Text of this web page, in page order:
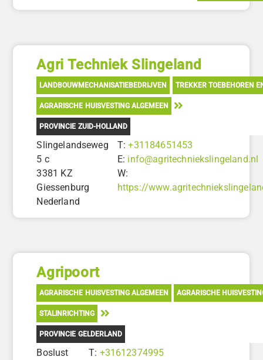
Agri Techniek Slingeland
LANDBOUWMECHANISATIEBEDRIJVEN TREKKER TOEBEHOREN
AGRARISCHE HUISVESTING ALGEMEEN
PROVINCIE ZUID-HOLLAND
Slingelandseweg
5 c
3381 KZ
Giessenburg
Nederland
T:+31184651453
E: info@agritechniekslingeland.nl
W:
https://
Agripoort
AGRARISCHE HUISVESTING ALGEMEEN AGRARISCHE
STALINRICHTING
PROVINCIE GELDERLAND
Boslust
T: +31612374995